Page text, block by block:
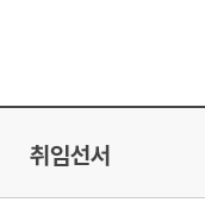
취임선서